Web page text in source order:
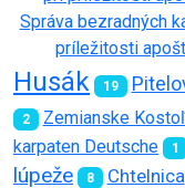
Správa bezradných
príležitosti
Husák 19
2 Zemianske
karpaten Deutsche 1
lúpeže 8 Chtelnica